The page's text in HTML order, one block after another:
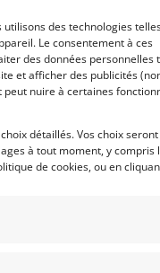
des technologies
Le consentement à ces
des données personnelles
et afficher des publicités
nuire à certaines
détaillés. Vos choix seront
à tout moment, y compris
de cookies, ou en
Eligibilités :
Modèle :
Année :